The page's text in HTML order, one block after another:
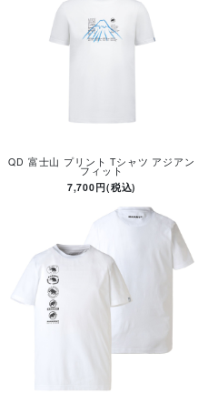
QD 富士山 プリント Tシャツ アジアン
フィット
7,700円(税込)